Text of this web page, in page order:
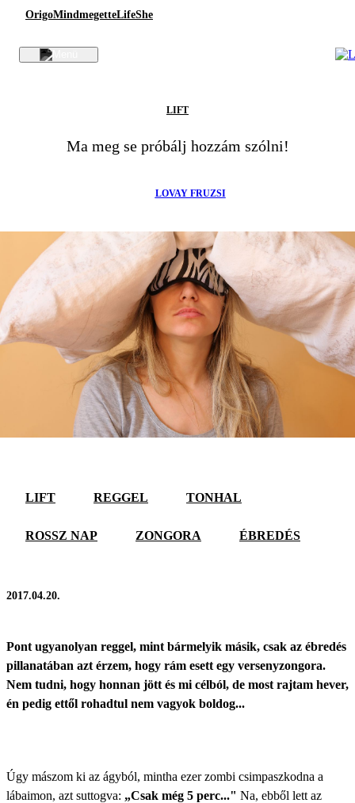
OrigoMindmegetteLifeShe
LIFT
Ma meg se próbálj hozzám szólni!
LOVAY FRUZSI
LIFT REGGEL TONHAL
ROSSZ NAP ZONGORA ÉBREDÉS
2017.04.20.
Pont ugyanolyan reggel, mint bármelyik másik, csak az ébredés
pillanatában azt érzem, hogy rám esett egy versenyzongora.
Nem tudni, hogy honnan jött és mi célból, de most rajtam hever,
én pedig ettől rohadtul nem vagyok boldog...
Úgy mászom ki az ágyból, mintha ezer zombi csimpaszkodna a
lábaimon, azt suttogva: „Csak még 5 perc..." Na, ebből lett az